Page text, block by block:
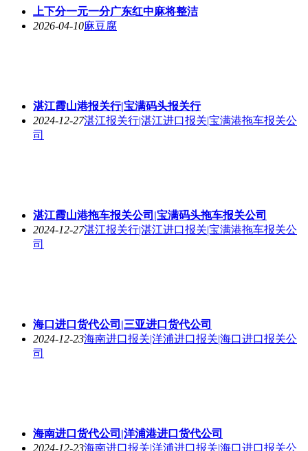
上下分一元一分广东红中麻将整洁
2026-04-10麻豆腐
湛江霞山港报关行|宝满码头报关行
2024-12-27湛江报关行|湛江进口报关|宝满港拖车报关公
司
湛江霞山港拖车报关公司|宝满码头拖车报关公司
2024-12-27湛江报关行|湛江进口报关|宝满港拖车报关公
司
海口进口货代公司|三亚进口货代公司
2024-12-23海南进口报关|洋浦进口报关|海口进口报关公
司
海南进口货代公司|洋浦港进口货代公司
2024-12-23海南进口报关|洋浦进口报关|海口进口报关公